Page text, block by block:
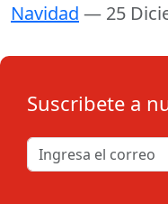
Navidad — 25
Suscribete a